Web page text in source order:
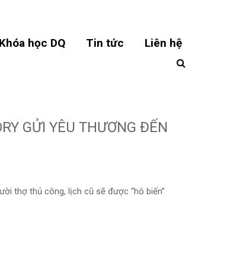
Khóa học DQ Tin tức Liên hệ
GỬI YÊU THƯƠNG ĐẾN
thợ thủ công, lịch cũ sẽ được “hô biến”